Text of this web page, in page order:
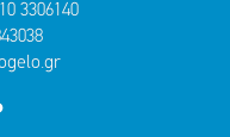
3306140